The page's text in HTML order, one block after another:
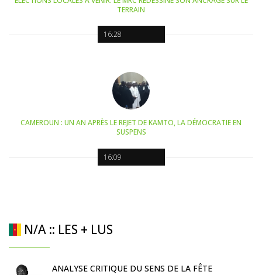
16:28
TERRAIN
16:09
CAMEROUN : UN AN APRÈS LE REJET DE KAMTO, LA DÉMOCRATIE EN
SUSPENS
N/A :: LES + LUS
ANALYSE CRITIQUE DU SENS DE LA FÊTE